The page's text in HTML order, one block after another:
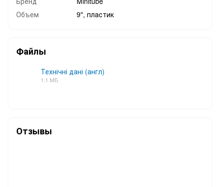
Объем
9", пластик
Файлы
Технічні дані (англ)
1.1 МБ
Отзывы